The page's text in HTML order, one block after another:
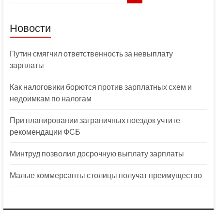
Новости
Путин смягчил ответственность за невыплату
зарплаты
Как налоговики борются против зарплатных схем и
недоимкам по налогам
При планировании заграничных поездок учтите
рекомендации ФСБ
Минтруд позволил досрочную выплату зарплаты
Малые коммерсанты столицы получат преимущество